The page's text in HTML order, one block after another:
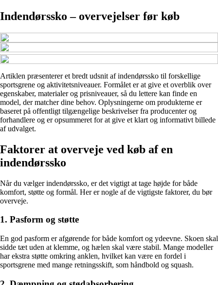
Indendørssko – overvejelser før køb
Artiklen præsenterer et bredt udsnit af indendørssko til forskellige
sportsgrene og aktivitetsniveauer. Formålet er at give et overblik over
egenskaber, materialer og prisniveauer, så du lettere kan finde en
model, der matcher dine behov. Oplysningerne om produkterne er
baseret på offentligt tilgængelige beskrivelser fra producenter og
forhandlere og er opsummeret for at give et klart og informativt billede
af udvalget.
Faktorer at overveje ved køb af en
indendørssko
Når du vælger indendørssko, er det vigtigt at tage højde for både
komfort, støtte og formål. Her er nogle af de vigtigste faktorer, du bør
overveje.
1. Pasform og støtte
En god pasform er afgørende for både komfort og ydeevne. Skoen skal
sidde tæt uden at klemme, og hælen skal være stabil. Mange modeller
har ekstra støtte omkring anklen, hvilket kan være en fordel i
sportsgrene med mange retningsskift, som håndbold og squash.